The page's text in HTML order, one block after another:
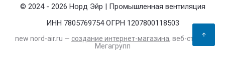
© 2024 - 2026 Норд Эйр | Промышленная вентиляция
ИНН 7805769754 ОГРН 1207800118503
new nord-air.ru — создание интернет-магазина, веб-студия
Мегагрупп